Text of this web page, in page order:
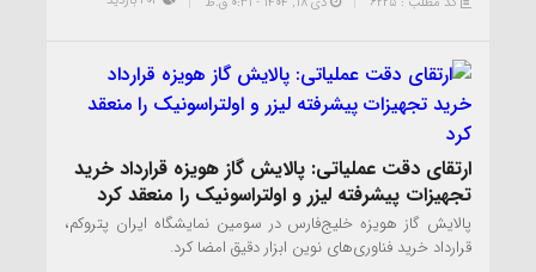
ارتقای دقت عملیاتی: پالایش گاز هویزه قرارداد خرید
تجهیزات پیشرفته لیزر و اولتراسونیک را منعقد کرد
پالایش گاز هویزه خلیج‌فارس در سومین نمایشگاه ایران پتروکم،
قرارداد خرید فناوری‌های نوین ابزار دقیق امضا کرد.